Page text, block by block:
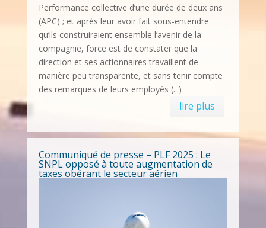
Performance collective d’une durée de deux ans
(APC) ; et après leur avoir fait sous-entendre
qu’ils construiraient ensemble l’avenir de la
compagnie, force est de constater que la
direction et ses actionnaires travaillent de
manière peu transparente, et sans tenir compte
des remarques de leurs employés (...)
lire plus
Communiqué de presse – PLF 2025 : Le
SNPL opposé à toute augmentation de
taxes obérant le secteur aérien